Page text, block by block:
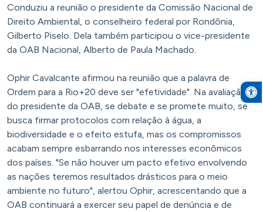
Conduziu a reunião o presidente da Comissão Nacional de
Direito Ambiental, o conselheiro federal por Rondônia,
Gilberto Piselo. Dela também participou o vice-presidente
da OAB Nacional, Alberto de Paula Machado.
Ophir Cavalcante afirmou na reunião que a palavra de
Ordem para a Rio+20 deve ser "efetividade". Na avaliação
do presidente da OAB, se debate e se promete muito, se
busca firmar protocolos com relação à água, a
biodiversidade e o efeito estufa, mas os compromissos
acabam sempre esbarrando nos interesses econômicos
dos países. "Se não houver um pacto efetivo envolvendo
as nações teremos resultados drásticos para o meio
ambiente no futuro", alertou Ophir, acrescentando que a
OAB continuará a exercer seu papel de denúncia e de
Open